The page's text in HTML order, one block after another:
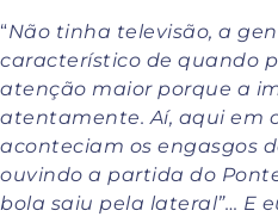
“Não tinha televisão, a
característico de quando
atenção maior porque a
atentamente. Aí, aqui em
aconteciam os engasgos
ouvindo a partida do
bola saiu pela lateral”… E